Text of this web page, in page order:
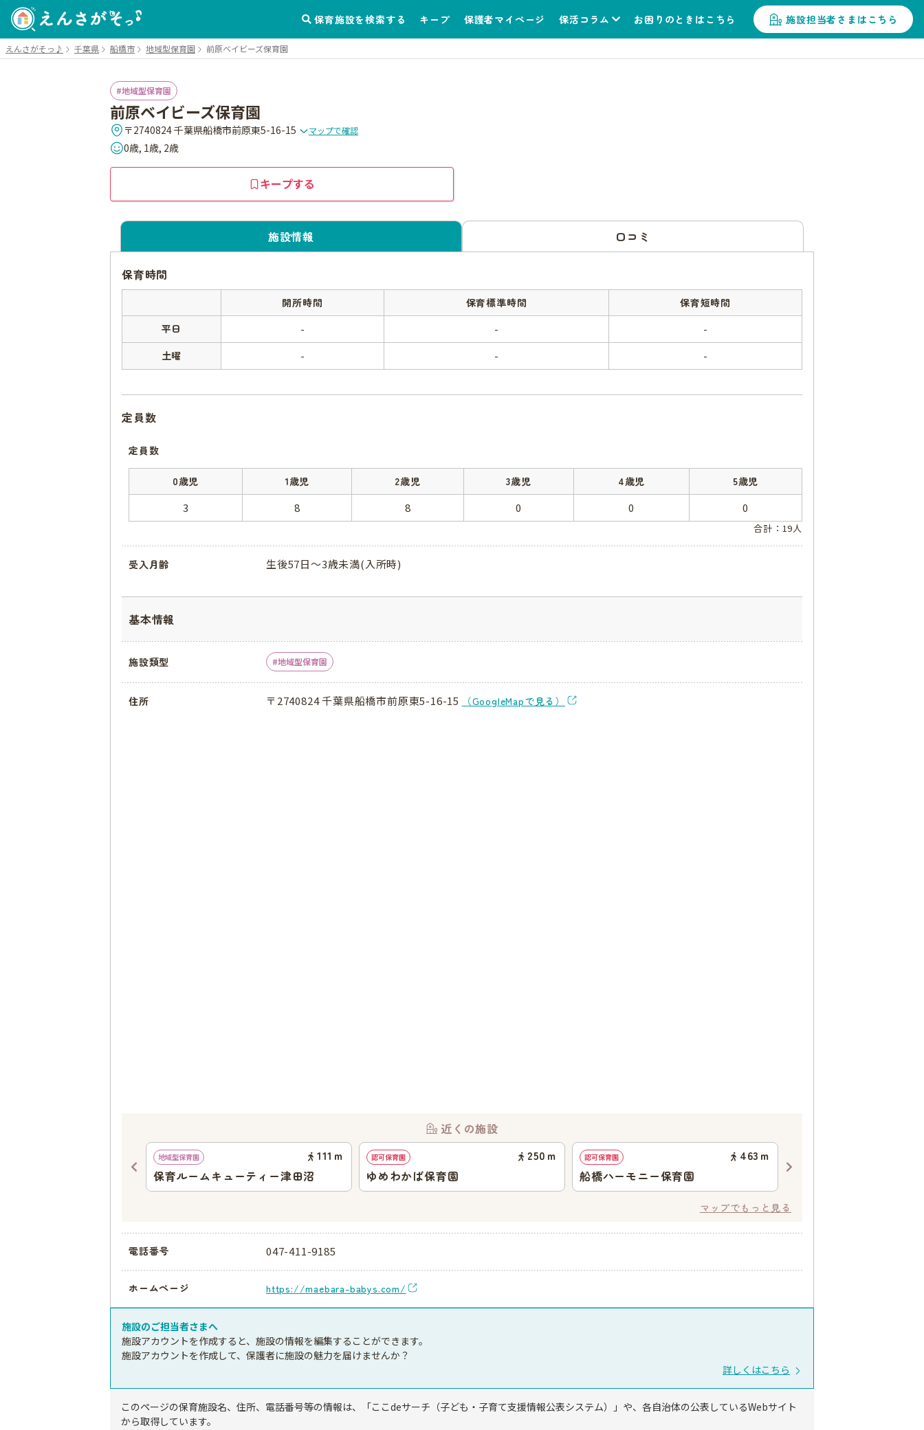
保育施設を検索する キープ 保護者マイページ 保活コラム お困りのときはこちら 施設担当者さまはこちら
えんさがそっ♪ 千葉県 船橋市 地域型保育園 前原ベイビーズ保育園
地域型保育園
前原ベイビーズ保育園
〒2740824 千葉県船橋市前原東5-16-15 マップで確認
0歳, 1歳, 2歳
キープする
施設情報 口コミ
保育時間
開所時間 保育標準時間
保育短時間
平日
- - -
土曜 - - -
定員数
定員数
0歳児 1歳児 2歳児 3歳児 4歳児 5歳児
3 8 8 0 0 0
合計：19人
受入月齢 生後57日～3歳未満(入所時)
基本情報
施設類型 地域型保育園
住所 〒2740824 千葉県船橋市前原東5-16-15 （GoogleMapで見る）
近くの施設
地域型保育園 111 ｍ
保育ルームキューティー津田沼
認可保育園 250 ｍ
ゆめわかば保育園
認可保育園 463 ｍ
船橋ハーモニー保育園
マップでもっと見る
電話番号 047-411-9185
ホームページ https://maebara-babys.com/
施設のご担当者さまへ
施設アカウントを作成すると、施設の情報を編集することができます。
施設アカウントを作成して、保護者に施設の魅力を届けませんか？
詳しくはこちら
このページの保育施設名、住所、電話番号等の情報は、「ここdeサーチ（子ども・子育て支援情報公表システム）」や、各自治体の公表しているWebサイト
から取得しています。